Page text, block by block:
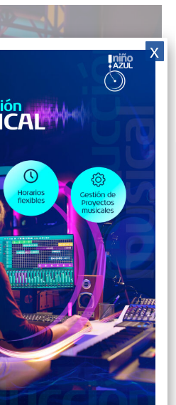
CENTRO CIVICO
PorBLUE DIGITAL
el escenario de Real
«Noche de DJs»
x